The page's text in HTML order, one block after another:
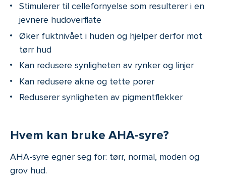
Stimulerer til cellefornyelse som resulterer i en
jevnere hudoverflate
Øker fuktnivået i huden og hjelper derfor mot
tørr hud
Kan redusere synligheten av rynker og linjer
Kan redusere akne og tette porer
Reduserer synligheten av pigmentflekker
Hvem kan bruke AHA-syre?
AHA-syre egner seg for: tørr, normal, moden og
grov hud.